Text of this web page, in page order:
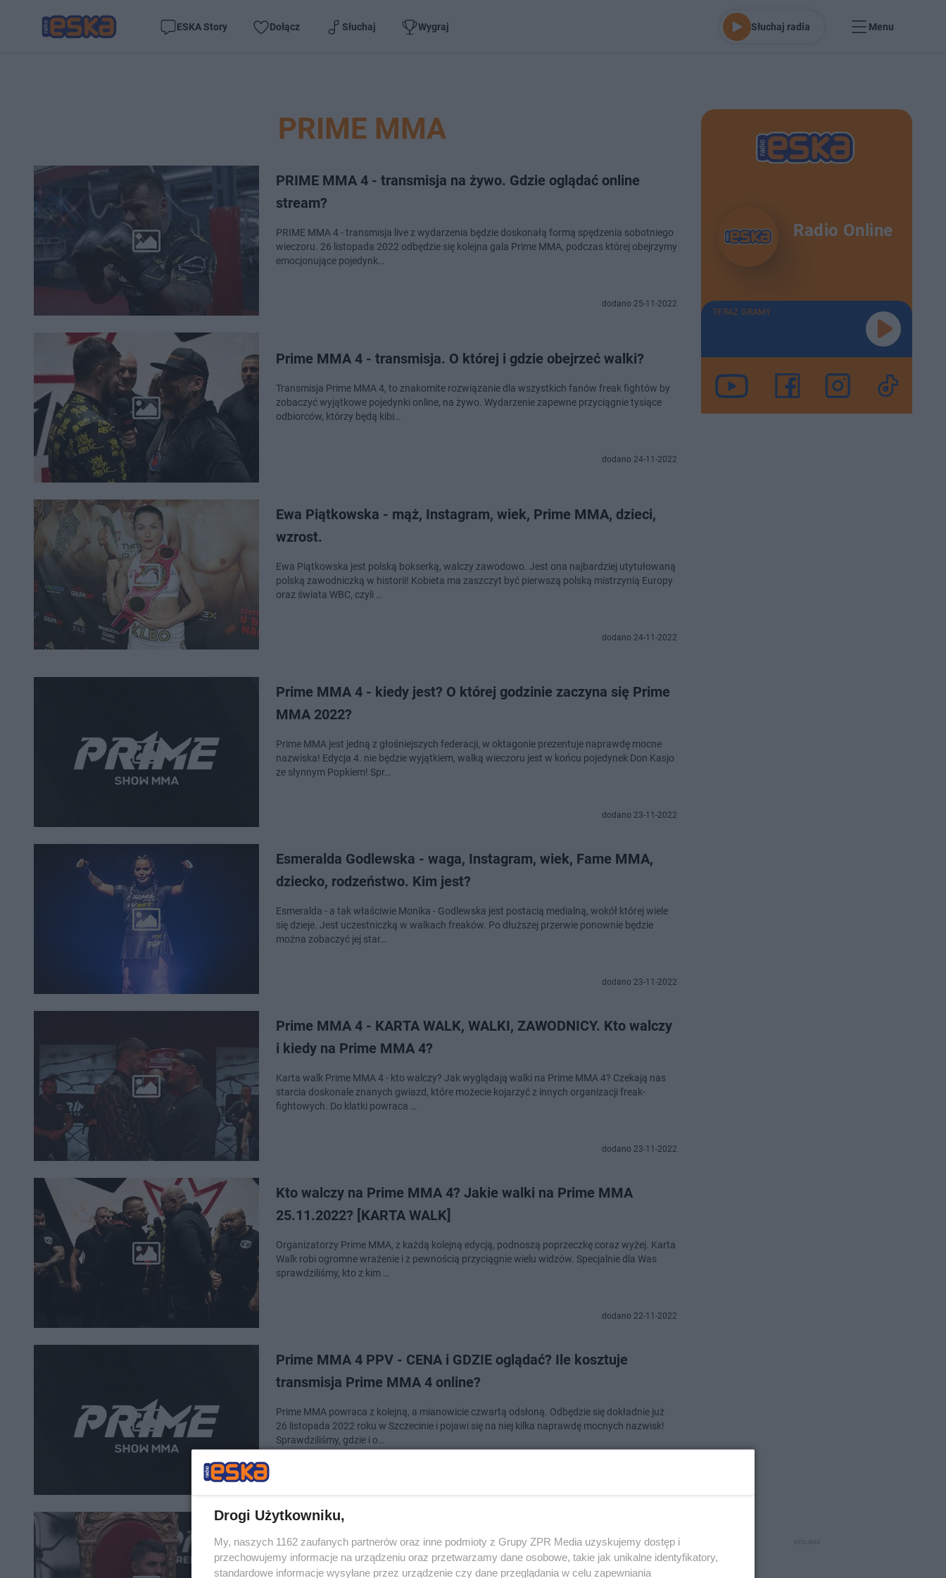
ESKA Story Dołącz Słuchaj Wygraj Słuchaj radia Menu
PRIME MMA
PRIME MMA 4 - transmisja na żywo. Gdzie oglądać online
stream?
PRIME MMA 4 - transmisja live z wydarzenia będzie doskonałą formą spędzenia sobotniego
wieczoru. 26 listopada 2022 odbędzie się kolejna gala Prime MMA, podczas której obejrzymy
emocjonujące pojedynk…
dodano 25-11-2022
Prime MMA 4 - transmisja. O której i gdzie obejrzeć walki?
Transmisja Prime MMA 4, to znakomite rozwiązanie dla wszystkich fanów freak fightów by
zobaczyć wyjątkowe pojedynki online, na żywo. Wydarzenie zapewne przyciągnie tysiące
odbiorców, którzy będą kibi…
dodano 24-11-2022
Ewa Piątkowska - mąż, Instagram, wiek, Prime MMA, dzieci,
wzrost.
Ewa Piątkowska jest polską bokserką, walczy zawodowo. Jest ona najbardziej utytułowaną
polską zawodniczką w historii! Kobieta ma zaszczyt być pierwszą polską mistrzynią Europy
oraz świata WBC, czyli …
dodano 24-11-2022
Prime MMA 4 - kiedy jest? O której godzinie zaczyna się Prime
MMA 2022?
Prime MMA jest jedną z głośniejszych federacji, w oktagonie prezentuje naprawdę mocne
nazwiska! Edycja 4. nie będzie wyjątkiem, walką wieczoru jest w końcu pojedynek Don Kasjo
ze słynnym Popkiem! Spr…
dodano 23-11-2022
Esmeralda Godlewska - waga, Instagram, wiek, Fame MMA,
dziecko, rodzeństwo. Kim jest?
Esmeralda - a tak właściwie Monika - Godlewska jest postacią medialną, wokół której wiele
się dzieje. Jest uczestniczką w walkach freaków. Po dłuższej przerwie ponownie będzie
można zobaczyć jej star…
dodano 23-11-2022
Prime MMA 4 - KARTA WALK, WALKI, ZAWODNICY. Kto walczy
i kiedy na Prime MMA 4?
Karta walk Prime MMA 4 - kto walczy? Jak wyglądają walki na Prime MMA 4? Czekają nas
starcia doskonale znanych gwiazd, które możecie kojarzyć z innych organizacji freak-
fightowych. Do klatki powraca …
dodano 23-11-2022
Kto walczy na Prime MMA 4? Jakie walki na Prime MMA
25.11.2022? [KARTA WALK]
Organizatorzy Prime MMA, z każdą kolejną edycją, podnoszą poprzeczkę coraz wyżej. Karta
Walk robi ogromne wrażenie i z pewnością przyciągnie wielu widzów. Specjalnie dla Was
sprawdziliśmy, kto z kim …
dodano 22-11-2022
Prime MMA 4 PPV - CENA i GDZIE oglądać? Ile kosztuje
transmisja Prime MMA 4 online?
Prime MMA powraca z kolejną, a mianowicie czwartą odsłoną. Odbędzie się dokładnie już
26 listopada 2022 roku w Szczecinie i pojawi się na niej kilka naprawdę mocnych nazwisk!
Sprawdziliśmy, gdzie i o…
Prime MMA 4: DATA, KARTA WALK, BILETY, ZAWODNICY,
MIEJSCE. Kiedy jest Prime MMA 4?
Radio Online
TERAZ GRAMY
Drogi Użytkowniku,
My, naszych 1162 zaufanych partnerów oraz inne podmioty z Grupy ZPR Media uzyskujemy dostęp i
przechowujemy informacje na urządzeniu oraz przetwarzamy dane osobowe, takie jak unikalne identyfikatory,
standardowe informacje wysyłane przez urządzenie czy dane przeglądania w celu zapewniania